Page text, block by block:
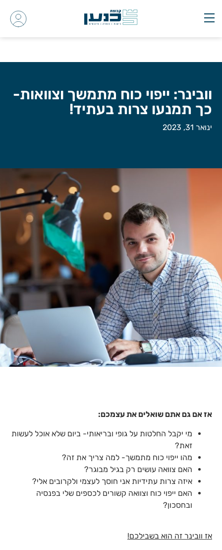
וובינר: ייפוי כוח מתמשך וצוואות-
כך תמנעו צרות בעתיד!
ינואר 31, 2023
אז אם גם אתם שואלים את עצמכם:
מי יקבל החלטות על גופי ובריאותי- ביום שלא אוכל לעשות
זאת?
מהו ייפוי כוח מתמשך- למה צריך את זה?
האם צוואה עושים רק בגיל מבוגר?
איזה צרות עתידיות אני חוסך לעצמי ולקרובים אלי?
האם ייפוי כוח וצוואה קשורים לכספים שלי בפנסיה
ובחסכון?
אז וובינר זה הוא בשבילכם!